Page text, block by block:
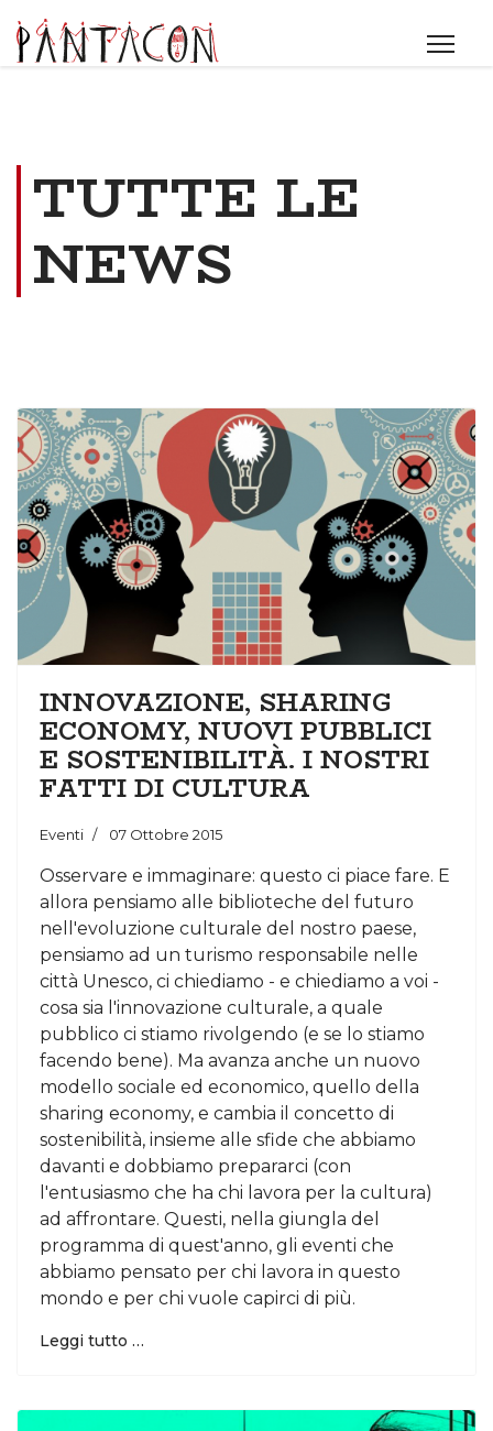
TUTTE LE
NEWS
INNOVAZIONE, SHARING
ECONOMY, NUOVI PUBBLICI
E SOSTENIBILITÀ. I NOSTRI
FATTI DI CULTURA
Eventi 07 Ottobre 2015
Osservare e immaginare: questo ci piace fare. E
allora pensiamo alle biblioteche del futuro
nell'evoluzione culturale del nostro paese,
pensiamo ad un turismo responsabile nelle
città Unesco, ci chiediamo - e chiediamo a voi -
cosa sia l'innovazione culturale, a quale
pubblico ci stiamo rivolgendo (e se lo stiamo
facendo bene). Ma avanza anche un nuovo
modello sociale ed economico, quello della
sharing economy, e cambia il concetto di
sostenibilità, insieme alle sfide che abbiamo
davanti e dobbiamo prepararci (con
l'entusiasmo che ha chi lavora per la cultura)
ad affrontare. Questi, nella giungla del
programma di quest'anno, gli eventi che
abbiamo pensato per chi lavora in questo
mondo e per chi vuole capirci di più.
Leggi tutto …